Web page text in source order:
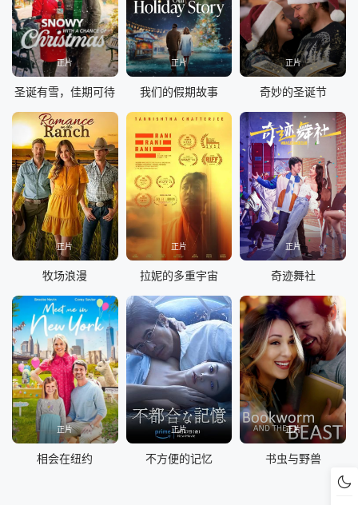
正片
圣诞有雪，佳期可待
正片
我们的假期故事
正片
奇妙的圣诞节
正片
牧场浪漫
正片
拉妮的多重宇宙
正片
奇迹舞社
正片
相会在纽约
正片
不方便的记忆
正片
书虫与野兽